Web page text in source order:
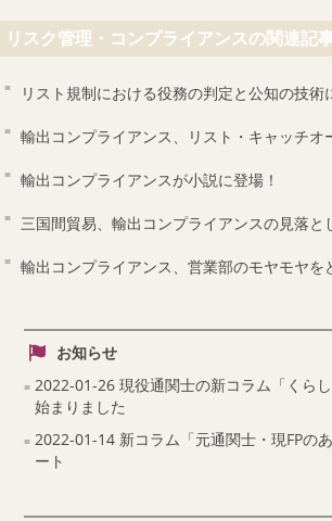
リスク管理・コンプライアンスの関連記
リスト規制における役務の判定と公知の技術
輸出コンプライアンス、リスト・キャッチオ
輸出コンプライアンスが小説に登場！
三国間貿易、輸出コンプライアンスの見落と
輸出コンプライアンス、営業部のモヤモヤを
お知らせ
2022-01-26 現役通関士の新コラム「くらし
始まりました
2022-01-14 新コラム「元通関士・現FPの
ート